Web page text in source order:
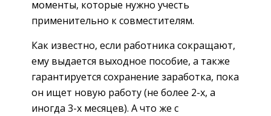
моменты, которые нужно учесть
применительно к совместителям.
Как известно, если работника сокращают,
ему выдается выходное пособие, а также
гарантируется сохранение заработка, пока
он ищет новую работу (не более 2-х, а
иногда 3-х месяцев). А что же с